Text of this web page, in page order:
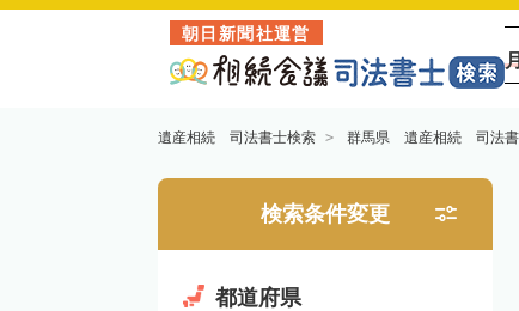
朝日新聞社運営
遺産相続 司法書士検索 群馬県 遺産相続 司法
検索条件変更
都道府県